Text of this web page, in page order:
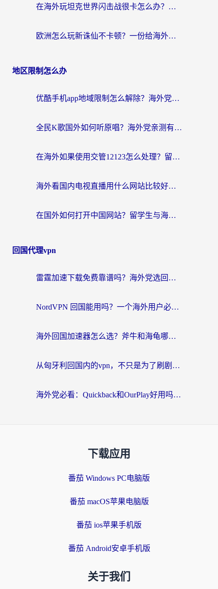
在海外玩坦克世界闪击战很卡怎么办？老玩家亲测有效的加速器选择指南
欧洲怎么玩新诛仙不卡顿？一份给海外游子的国服游戏畅玩指南
地区限制怎么办
优酷手机app地域限制怎么解除？海外党亲测有效的追剧方案
全民K歌国外如何听原唱？海外党亲测有效的回国加速器选择指南
在海外如果使用交管12123怎么处理？留学生亲测有效的回国加速方案
海外看国内电视直播用什么网站比较好？一篇解决你所有追剧难题的实用指南
在国外如何打开中国网站？留学生与海外华人的无缝访问指南
回国代理vpn
雷霆加速下载免费靠谱吗？海外党选回国加速器的避坑指南（附热门工具对比）
NordVPN 回国能用吗？一个海外用户必须面对的真实困境
海外回国加速器怎么选？斧牛和海龟哪个好？一篇帮你避开坑的实用指南
从匈牙利回国内的vpn，不只是为了刷剧那么简单
海外党必看：Quickback和OurPlay好用吗？3分钟选对回国加速器，无缝刷剧玩游戏
下载应用
番茄 Windows PC电脑版
番茄 macOS苹果电脑版
番茄 ios苹果手机版
番茄 Android安卓手机版
关于我们